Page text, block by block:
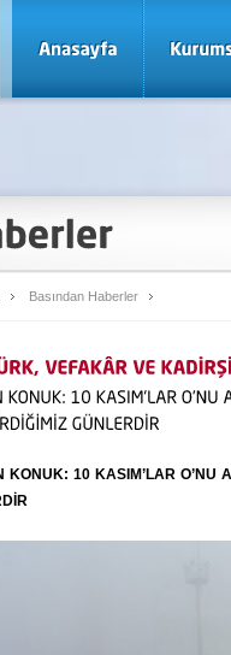
Basından Haberler
KONUK: 10 KASIM’LARO’NU